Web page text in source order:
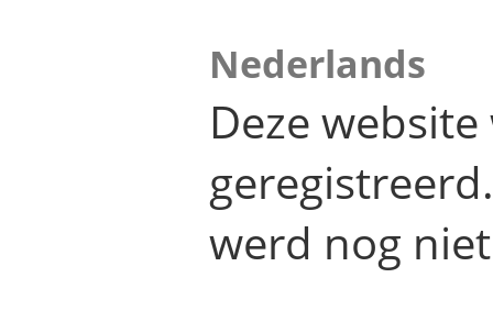
Nederlands
Deze
werd nog